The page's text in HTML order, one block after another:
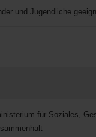
und Jugendliche
für Soziales,